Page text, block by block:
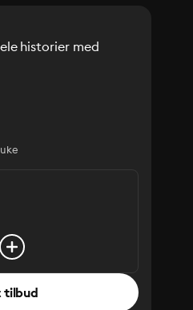
historier med
tilbud